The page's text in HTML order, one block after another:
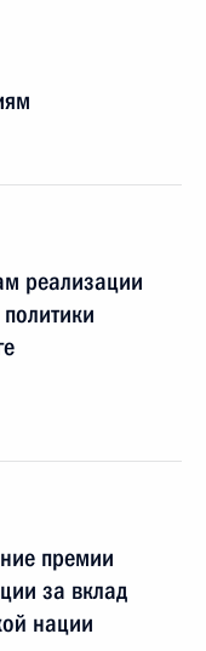
реализации
премии
за вклад
нации